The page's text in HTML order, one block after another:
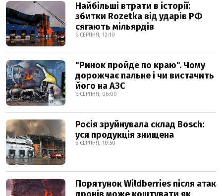
Найбільші втрати в історії:
збитки Rozetka від ударів РФ
сягають мільярдів
6 СЕРПНЯ, 12:10
"Ринок пройде по краю". Чому
дорожчає пальне і чи вистачить
його на АЗС
6 СЕРПНЯ, 06:00
Росія зруйнувала склад Bosch:
уся продукція знищена
6 СЕРПНЯ, 10:50
Порятунок Wildberries після атак